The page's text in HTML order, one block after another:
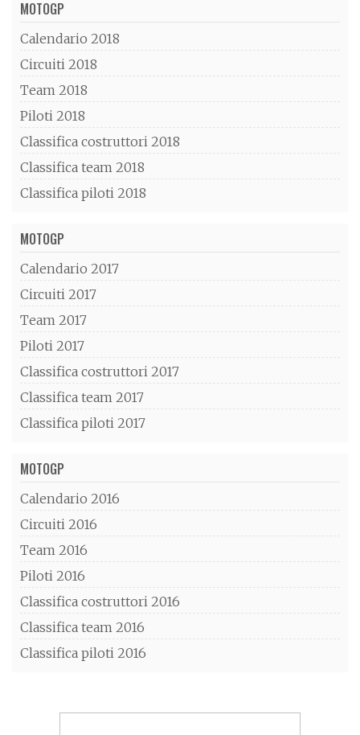
MOTOGP
Calendario 2018
Circuiti 2018
Team 2018
Piloti 2018
Classifica costruttori 2018
Classifica team 2018
Classifica piloti 2018
MOTOGP
Calendario 2017
Circuiti 2017
Team 2017
Piloti 2017
Classifica costruttori 2017
Classifica team 2017
Classifica piloti 2017
MOTOGP
Calendario 2016
Circuiti 2016
Team 2016
Piloti 2016
Classifica costruttori 2016
Classifica team 2016
Classifica piloti 2016